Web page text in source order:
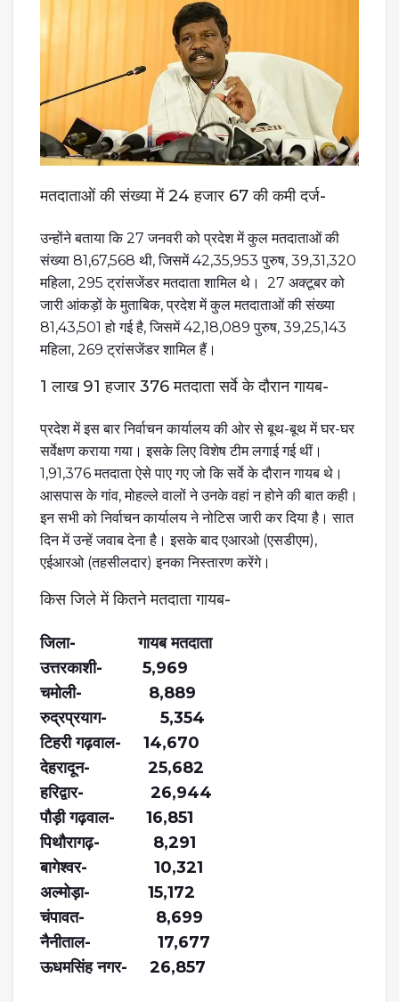
मतदाताओं की संख्या में 24 हजार 67 की कमी दर्ज-
उन्होंने बताया कि 27 जनवरी को प्रदेश में कुल मतदाताओं की
संख्या 81,67,568 थी, जिसमें 42,35,953 पुरुष, 39,31,320
महिला, 295 ट्रांसजेंडर मतदाता शामिल थे। 27 अक्टूबर को
जारी आंकड़ों के मुताबिक, प्रदेश में कुल मतदाताओं की संख्या
81,43,501 हो गई है, जिसमें 42,18,089 पुरुष, 39,25,143
महिला, 269 ट्रांसजेंडर शामिल हैं।
1 लाख 91 हजार 376 मतदाता सर्वे के दौरान गायब-
प्रदेश में इस बार निर्वाचन कार्यालय की ओर से बूथ-बूथ में घर-घर
सर्वेक्षण कराया गया। इसके लिए विशेष टीम लगाई गई थीं।
1,91,376 मतदाता ऐसे पाए गए जो कि सर्वे के दौरान गायब थे।
आसपास के गांव, मोहल्ले वालों ने उनके वहां न होने की बात कही।
इन सभी को निर्वाचन कार्यालय ने नोटिस जारी कर दिया है। सात
दिन में उन्हें जवाब देना है। इसके बाद एआरओ (एसडीएम),
एईआरओ (तहसीलदार) इनका निस्तारण करेंगे।
किस जिले में कितने मतदाता गायब-
जिला-
गायब मतदाता
उत्तरकाशी- 5,969
चमोली- 8,889
रुद्रप्रयाग- 5,354
टिहरी गढ़वाल- 14,670
देहरादून- 25,682
हरिद्वार- 26,944
पौड़ी गढ़वाल- 16,851
पिथौरागढ़- 8,291
बागेश्वर- 10,321
अल्मोड़ा- 15,172
चंपावत- 8,699
नैनीताल- 17,677
ऊधमसिंह नगर- 26,857